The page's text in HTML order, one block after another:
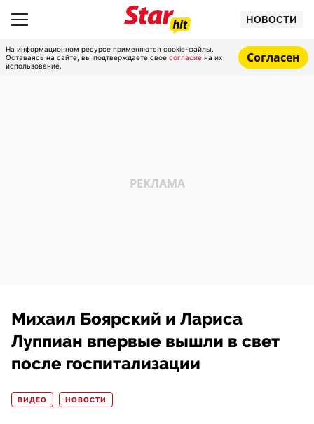
НОВОСТИ
На информационном ресурсе применяются cookie-файлы.
Оставаясь на сайте, вы подтверждаете свое согласие на их
использование.
Согласен
Михаил Боярский и Лариса
Луппиан впервые вышли в свет
после госпитализации
ВИДЕО НОВОСТИ